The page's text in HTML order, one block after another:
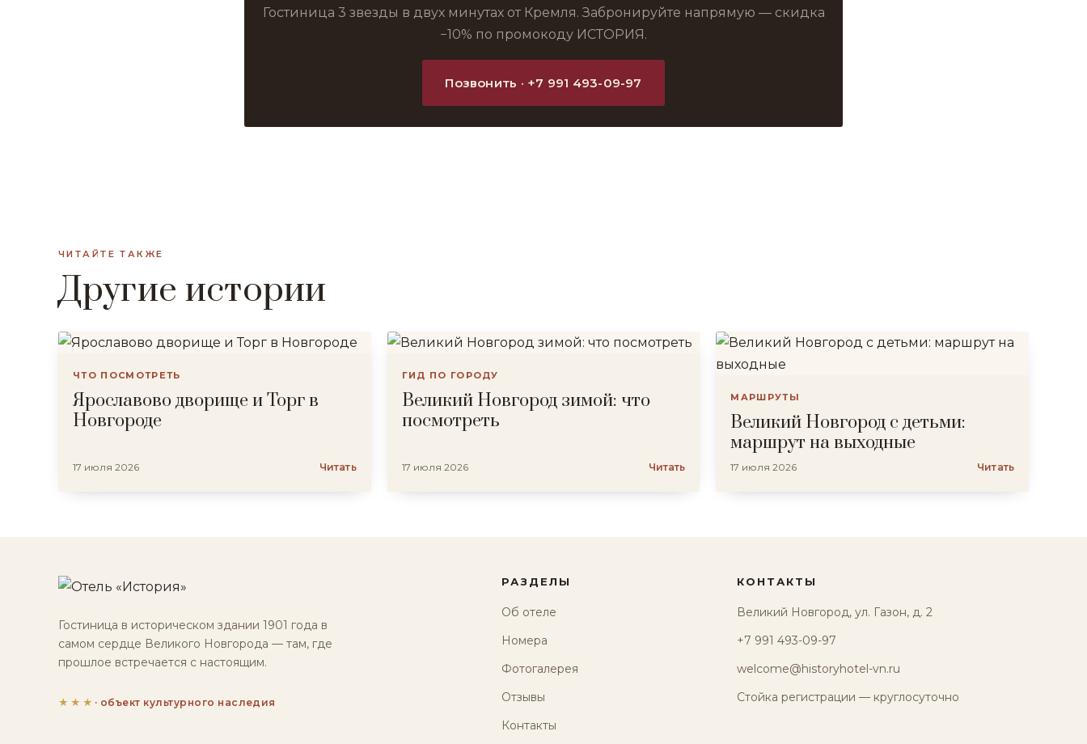
Гостиница 3 звезды в двух минутах от Кремля. Забронируйте напрямую — скидка
−10% по промокоду ИСТОРИЯ.
Позвонить · +7 991 493-09-97
ЧИТАЙТЕ ТАКЖЕ
Другие истории
ЧТО ПОСМОТРЕТЬ
Ярославово дворище и Торг в
Новгороде
17 июля 2026 Читать
ГИД ПО ГОРОДУ
Великий Новгород зимой: что
посмотреть
17 июля 2026 Читать
МАРШРУТЫ
Великий Новгород с детьми:
маршрут на выходные
17 июля 2026 Читать
Гостиница в историческом здании 1901 года в
самом сердце Великого Новгорода — там, где
прошлое встречается с настоящим.
★★★ · объект культурного наследия
РАЗДЕЛЫ
Об отеле
Номера
Фотогалерея
Отзывы
Контакты
КОНТАКТЫ
Великий Новгород, ул. Газон, д. 2
+7 991 493-09-97
welcome@historyhotel-vn.ru
Стойка регистрации — круглосуточно